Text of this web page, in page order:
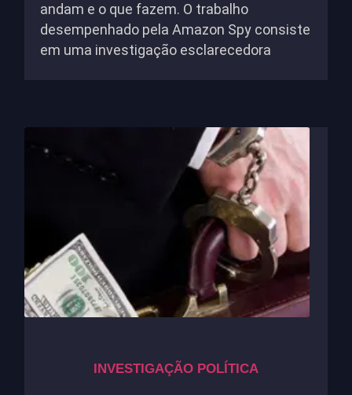
andam e o que fazem. O trabalho
desempenhado pela Amazon Spy consiste
em uma investigação esclarecedora
INVESTIGAÇÃO POLÍTICA